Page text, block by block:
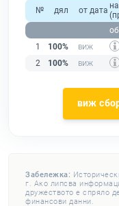
№ дял от дата
1
100%
2
100%
виж
Забележка:
г. Ако липсва
дружеството е спряло
финансови данни.